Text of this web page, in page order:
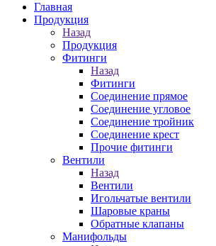
Главная
Продукция
Назад
Продукция
Фитинги
Назад
Фитинги
Соединение прямое
Соединение угловое
Соединение тройник
Соединение крест
Прочие фитинги
Вентили
Назад
Вентили
Игольчатые вентили
Шаровые краны
Обратные клапаны
Манифольды